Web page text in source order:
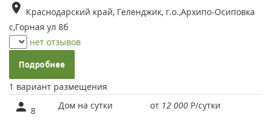
Краснодарский край, Геленджик, г.о.,Архипо-Осиповка
с,Горная ул 8б
нет отзывов
Подробнее
1 вариант размещения
8 Дом на сутки от 12 000 Р/сутки